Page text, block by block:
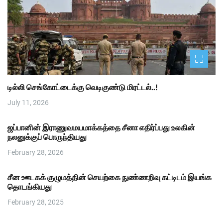
டில்லி செங்கோட்டைக்கு வெடிகுண்டு மிரட்டல்..!
July 11, 2026
ஜப்பானின் இராணுவமயமாக்கத்தை சீனா எதிர்ப்பது உலகின்
நலனுக்குப் பொருந்தியது
February 28, 2026
சீன ஊடகக் குழுமத்தின் செயற்கை நுண்ணறிவு கட்டிடம் இயங்க
தொடங்கியது
February 28, 2025